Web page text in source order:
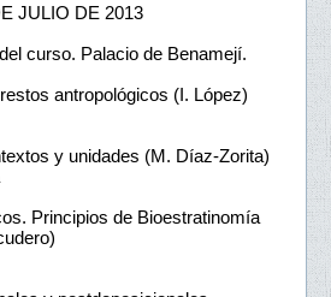
JULIO DE 2013
curso. Palacio de Benamejí.
antropológicos (I. López)
y unidades (M. Díaz-Zorita)
Principios de Bioestratinomía